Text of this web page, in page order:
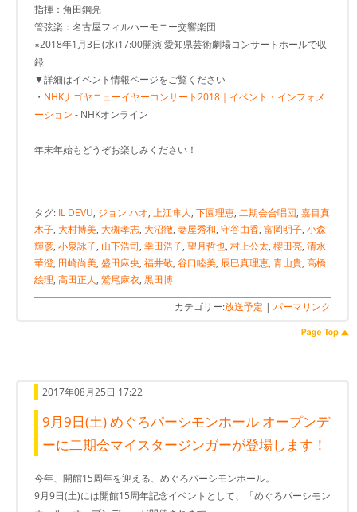
指揮：角田鋼亮
管弦楽：名古屋フィルハーモニー交響楽団
※2018年1月3日(水)17:00開演 愛知県芸術劇場コンサートホールで収
録
▼詳細はイベント情報ページをご覧ください
・ NHKナゴヤニューイヤーコンサート2018｜イベント・インフォメ
ーション - NHKオンライン
年末年始もどうぞお楽しみください！
タグ: IL DEVU, ジョン ハオ, 上江隼人, 下園理恵, 二期会合唱団, 嘉目真
木子, 大村博美, 大槻孝志, 大沼徹, 妻屋秀和, 守谷由香, 富岡明子, 小森
輝彦, 小泉詠子, 山下浩司, 幸田浩子, 望月哲也, 村上公太, 櫻田亮, 清水
華澄, 田崎尚美, 盛田麻央, 福井敬, 谷口睦美, 辰巳真理恵, 青山貴, 高橋
絵理, 高田正人, 鷲尾麻衣, 黒田博
カテゴリー:放送予定 | パーマリンク
2017年08月25日 17:22
9月9日(土) めぐろパーシモンホール オープンデ
ーに二期会マイスタージンガーが登場します！
今年、開館15周年を迎える、めぐろパーシモンホール。
9月9日(土)には開館15周年記念イベントとして、「めぐろパーシモン